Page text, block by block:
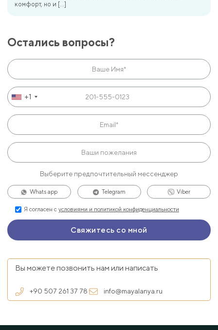
комфорт, но и […]
Остались вопросы?
+1
Выберите предпочтительный мессенджер
Whats app Telegram Viber
Я согласен с условиями и политикой конфиденциальности
Вы можете позвонить нам или написать
+90 507 261 37 78 info@mayalanya.ru